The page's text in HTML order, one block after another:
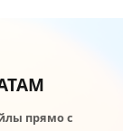
прямо с